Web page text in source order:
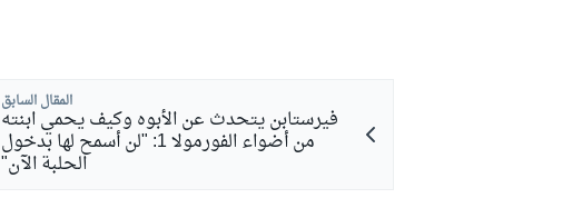
المقال السابق
فيرستابن يتحدث عن الأبوه وكيف يحمي ابنته
من أضواء الفورمولا 1: "لن أسمح لها بدخول
الحلبة الآن"